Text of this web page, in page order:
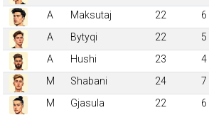
A
Maksutaj 22 6
A
Bytyqi 22 5
A
Hushi 23 4
M
Shabani 24 7
M
Gjasula 22 6